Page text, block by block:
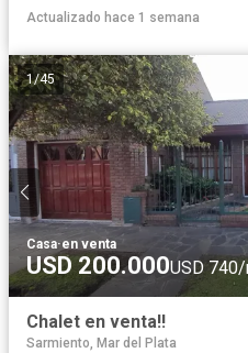
Actualizado hace 1 semana
1/45
Casa·en venta
USD 200.000USD 740/
Chalet en venta!!
Sarmiento, Mar del Plata